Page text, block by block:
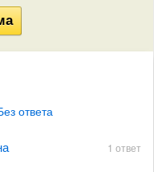
ответа
1 ответ